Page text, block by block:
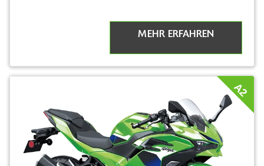
MEHR ERFAHREN
A2